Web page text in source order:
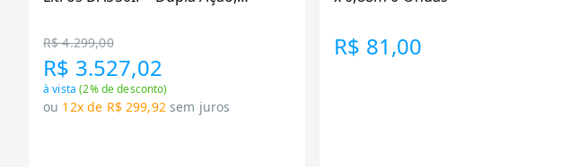
R$ 4.299,00
R$ 3.527,02
à vista(2% de desconto)
ou 12x de R$ 299,92 sem juros
R$ 81,00